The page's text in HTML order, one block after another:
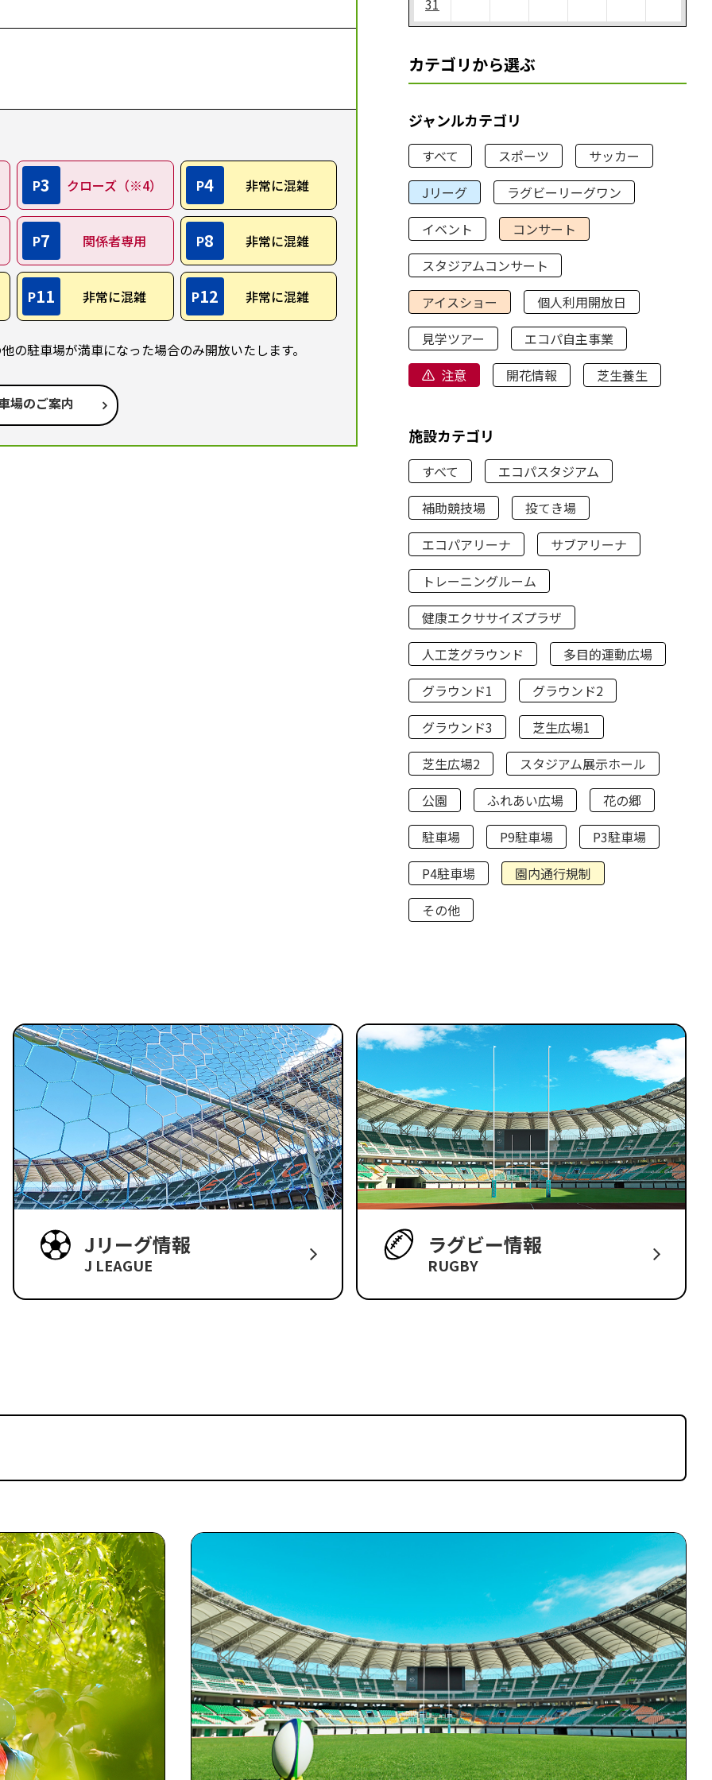
P3 クローズ（※4） P4 非常に混雑
P7 関係者専用 P8 非常に混雑
P11 非常に混雑 P12 非常に混雑
駐車場が満車になった場合のみ開放いたします。
場のご案内
カテゴリから選ぶ
ジャンルカテゴリ
すべて スポーツ
サッカー
Jリーグ
ラグビーリーグワン
イベント
コンサート
スタジアムコンサート
アイスショー
個人利用開放日
見学ツアー
エコパ自主事業
注意
開花情報 芝生養生
施設カテゴリ
すべて
エコパスタジアム
補助競技場
投てき場
エコパアリーナ
サブアリーナ
トレーニングルーム
健康エクササイズプラザ
人工芝グラウンド
多目的運動広場
グラウンド1
グラウンド2
グラウンド3
芝生広場1
芝生広場2
スタジアム展示ホール
公園
ふれあい広場
花の郷
駐車場
P9駐車場
P3駐車場
P4駐車場
園内通行規制
その他
Jリーグ情報
J LEAGUE
ラグビー情報
RUGBY